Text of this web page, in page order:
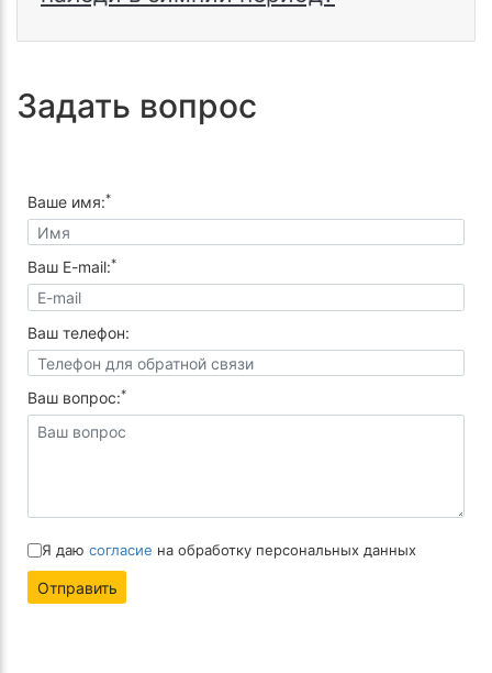
Задать вопрос
Ваше имя:*
Ваш E-mail:*
Ваш телефон:
Ваш вопрос:*
Я даю согласие на обработку персональных данных
Отправить